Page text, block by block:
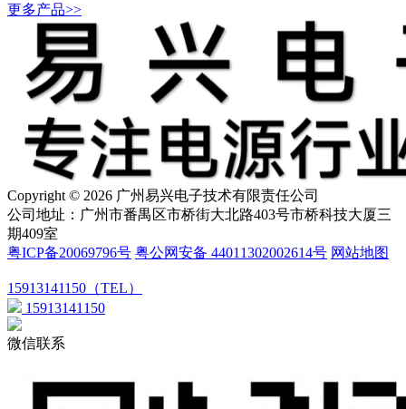
更多产品>>
Copyright © 2026 广州易兴电子技术有限责任公司
公司地址：广州市番禺区市桥街大北路403号市桥科技大厦三
期409室
粤ICP备20069796号 粤公网安备 44011302002614号 网站地图
15913141150（TEL）
15913141150
微信联系